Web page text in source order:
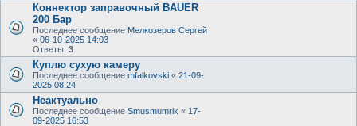
Коннектор заправочный BAUER
200 Бар
Последнее сообщение Мелкозеров Сергей
« 06-10-2025 14:03
Ответы: 3
Куплю сухую камеру
Последнее сообщение mfalkovski « 21-09-
2025 08:24
Неактуально
Последнее сообщение Smusmumrik « 17-
09-2025 16:53